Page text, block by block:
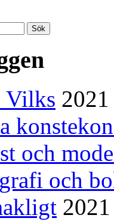
Vilks
och
och